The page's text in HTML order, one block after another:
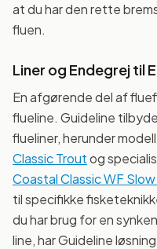
at du har den rette
fluen.
Liner og Endegrej til
En afgørende del af
flueline. Guideline
flueliner, herunder
Classic Troutog
Coastal Classic WF
til specifikke
du har brug for en
line, har Guideline